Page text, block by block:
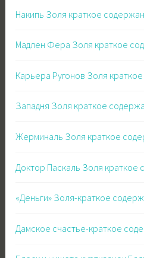
Накипь Золя краткое
Мадлен Фера Золя краткое
Карьера Ругонов Золя
Западня Золя краткое
Жерминаль Золя краткое
Доктор Паскаль Золя краткое
«Деньги» Золя-краткое
Дамское счастье-краткое